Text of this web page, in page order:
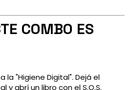
COMBO ES
la "Higiene Digital". Dejá el
y abrí un libro con el S.O.S.